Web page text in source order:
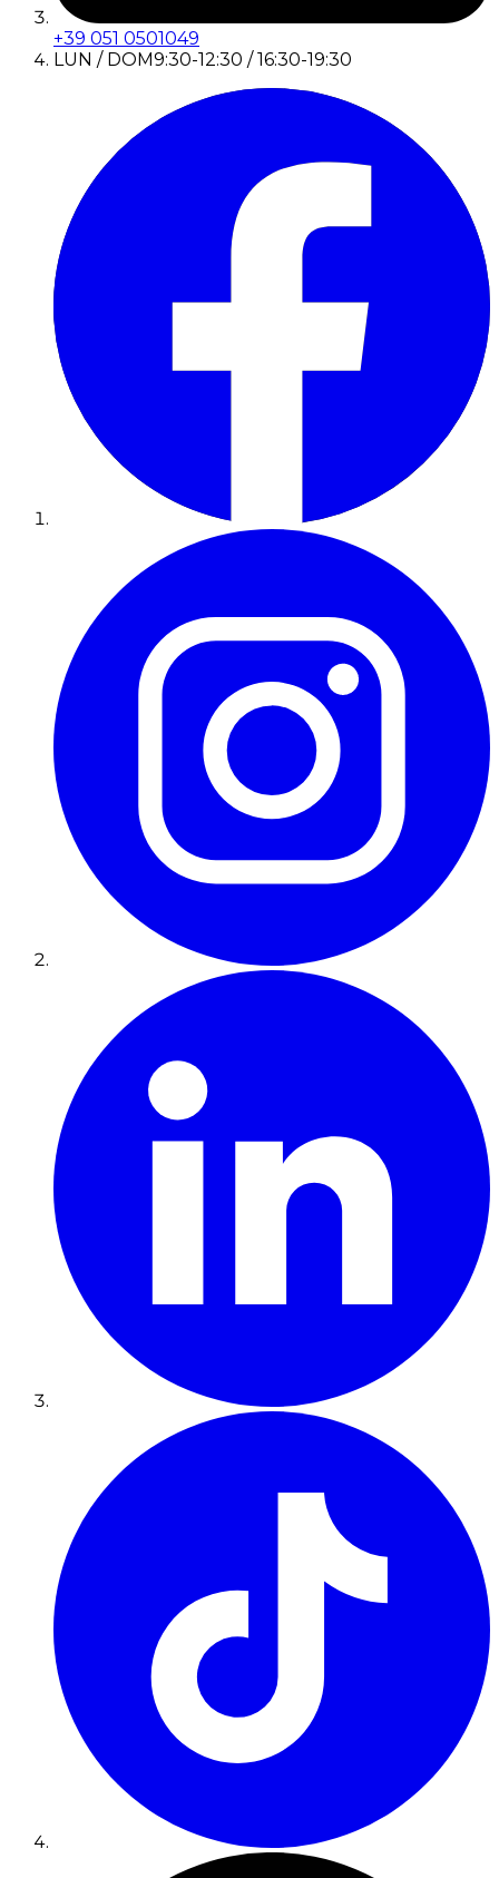
+39 051 0501049
LUN / DOM9:30-12:30 / 16:30-19:30